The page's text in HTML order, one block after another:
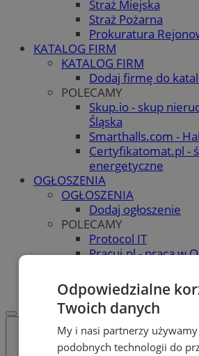
Straż Miejska
Straż Pożarna
Prokuratura
KATALOG FIRM
KATALOG FIRM
Dodaj firmę do
POLECAMY
Skup.io - skup
Śląska
Smarthalls.com -
Certyfikatomat.pl -
energetyczne
OGŁOSZENIA
OGŁOSZENIA
Dodaj ogłoszenie
POLECAMY
Protocol IT
Pracuj.pl - praca w
WSPÓŁPRACA
Odpowiedzialne
Twoich danych
My i nasi partnerzy
podobnych technologii do